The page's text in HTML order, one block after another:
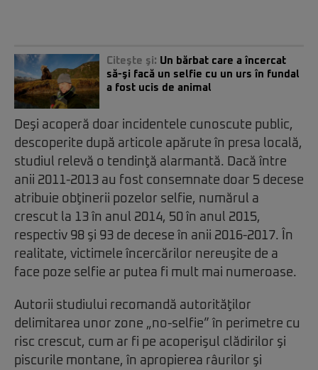
Citeşte şi: Un bărbat care a încercat
să-şi facă un selfie cu un urs în fundal
a fost ucis de animal
Deşi acoperă doar incidentele cunoscute public,
descoperite după articole apărute în presa locală,
studiul relevă o tendinţă alarmantă. Dacă între
anii 2011-2013 au fost consemnate doar 5 decese
atribuie obţinerii pozelor selfie, numărul a
crescut la 13 în anul 2014, 50 în anul 2015,
respectiv 98 şi 93 de decese în anii 2016-2017. În
realitate, victimele încercărilor nereuşite de a
face poze selfie ar putea fi mult mai numeroase.
Autorii studiului recomandă autorităţilor
delimitarea unor zone „no-selfie” în perimetre cu
risc crescut, cum ar fi pe acoperişul clădirilor şi
piscurile montane, în apropierea râurilor şi